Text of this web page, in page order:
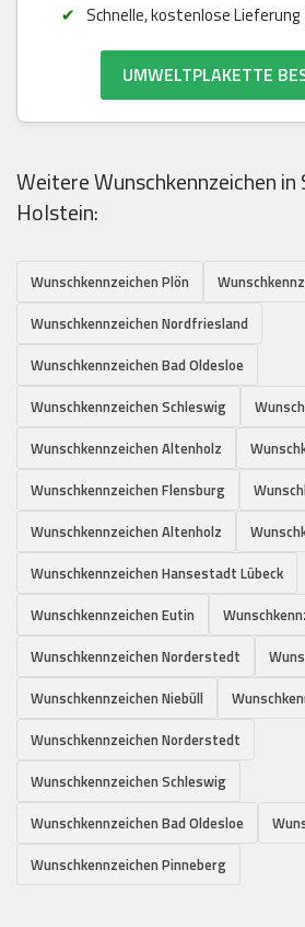
Schnelle, kostenlose Lieferung
UMWELTPLAKETTE
Weitere Wunschkennzeichen in
Holstein:
Wunschkennzeichen Plön
Wunschkennzeichen Nordfriesland
Wunschkennzeichen Bad Oldesloe
Wunschkennzeichen Schleswig
Wunschkennzeichen Altenholz
Wunschkennzeichen Flensburg
Wunschkennzeichen Altenholz
Wunschkennzeichen Hansestadt Lübeck
Wunschkennzeichen Eutin
Wunschkennzeichen Norderstedt
Wunschkennzeichen Niebüll
Wunschkennzeichen Norderstedt
Wunschkennzeichen Schleswig
Wunschkennzeichen Bad Oldesloe
Wunschkennzeichen Pinneberg